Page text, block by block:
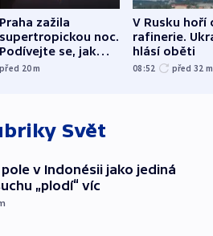
Praha zažila
supertropickou noc.
Podívejte se, jak
bylo u vás
před 20m
V Rusku hoří
rafinerie.
hlásí oběti
08:52 před 32 m
Svět
pole v Indonésii jako jediná
„plodí“ víc